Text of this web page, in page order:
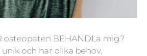
osteopaten BEHANDLa mig?
och har olika behov,